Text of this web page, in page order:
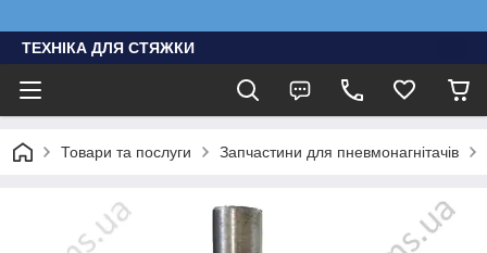
ТЕХНІКА ДЛЯ СТЯЖКИ
Товари та послуги Запчастини для пневмонагнітачів